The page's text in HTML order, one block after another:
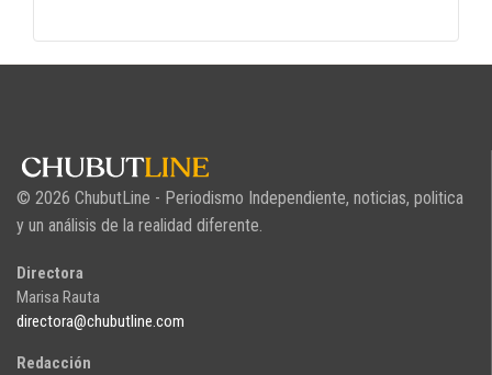
© 2026 ChubutLine - Periodismo Independiente, noticias, politica
y un análisis de la realidad diferente.
Directora
Marisa Rauta
directora@chubutline.com
Redacción